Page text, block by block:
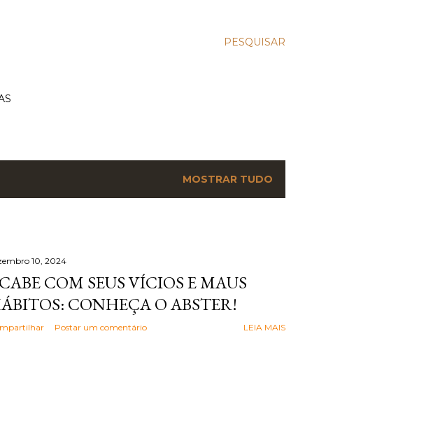
PESQUISAR
MOSTRAR TUDO
10, 2024
COM SEUS VÍCIOS E MAUS
CONHEÇA O ABSTER!
Postar um comentário LEIA MAIS